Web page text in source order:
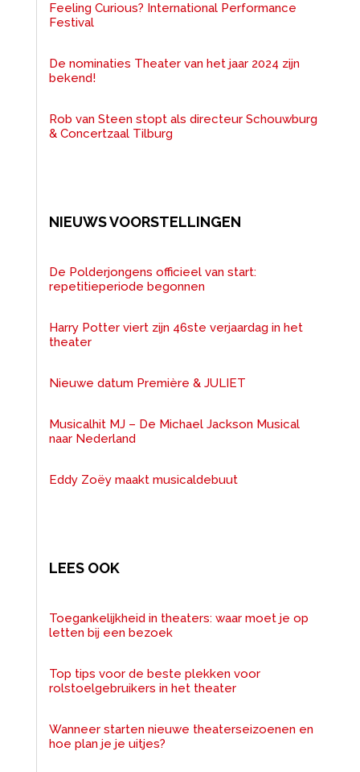
Feeling Curious? International Performance
Festival
De nominaties Theater van het jaar 2024 zijn
bekend!
Rob van Steen stopt als directeur Schouwburg
& Concertzaal Tilburg
NIEUWS VOORSTELLINGEN
De Polderjongens officieel van start:
repetitieperiode begonnen
Harry Potter viert zijn 46ste verjaardag in het
theater
Nieuwe datum Première & JULIET
Musicalhit MJ – De Michael Jackson Musical
naar Nederland
Eddy Zoëy maakt musicaldebuut
LEES OOK
Toegankelijkheid in theaters: waar moet je op
letten bij een bezoek
Top tips voor de beste plekken voor
rolstoelgebruikers in het theater
Wanneer starten nieuwe theaterseizoenen en
hoe plan je je uitjes?